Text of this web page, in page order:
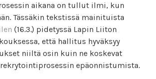
aikana on tullut ilmi, kun
Tässäkin tekstissä mainituista
(16.3.) pidetyssä Lapin Liiton
että hallitus hyväksyy
niiltä osin kuin ne koskevat
epäonnistumista.